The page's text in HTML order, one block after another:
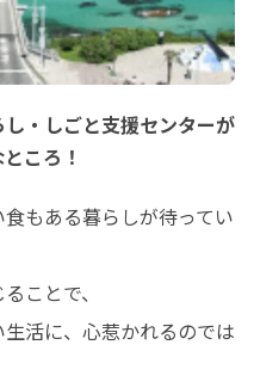
し・しごと支援センターが
ころ！
もある暮らしが待ってい
ことで、
活に、心惹かれるのでは